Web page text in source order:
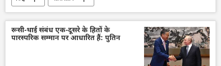
पाकिस्तान तहरीक-ए-इंसाफ (पीटीआई)
इमरान ख़ान
इमरान खान की गिरफ्तारी
इस्लामाबाद
दक्षिण एशिया विवाद
रूसी-थाई संबंध एक-दूसरे के हितों के
पारस्परिक सम्मान पर आधारित हैं: पुतिन